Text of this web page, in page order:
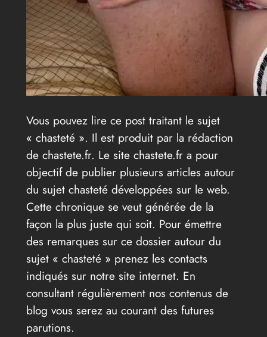
Vous pouvez lire ce post traitant le sujet
« chasteté ». Il est produit par la rédaction
de chastete.fr. Le site chastete.fr a pour
objectif de publier plusieurs articles autour
du sujet chasteté développées sur le web.
Cette chronique se veut générée de la
façon la plus juste qui soit. Pour émettre
des remarques sur ce dossier autour du
sujet « chasteté » prenez les contacts
indiqués sur notre site internet. En
consultant régulièrement nos contenus de
blog vous serez au courant des futures
parutions.